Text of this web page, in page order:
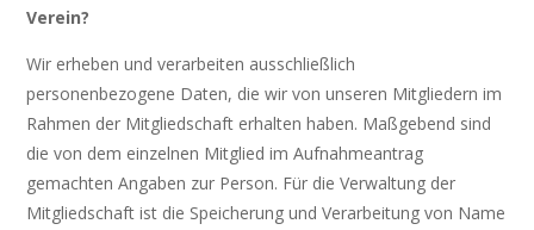
Verein?
Wir erheben und verarbeiten ausschließlich
personenbezogene Daten, die wir von unseren Mitgliedern im
Rahmen der Mitgliedschaft erhalten haben. Maßgebend sind
die von dem einzelnen Mitglied im Aufnahmeantrag
gemachten Angaben zur Person. Für die Verwaltung der
Mitgliedschaft ist die Speicherung und Verarbeitung von Name